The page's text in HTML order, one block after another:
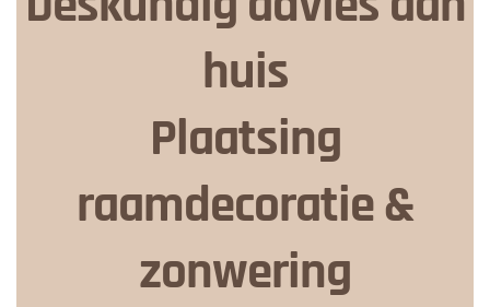
huis
Plaatsing
raamdecoratie &
zonwering